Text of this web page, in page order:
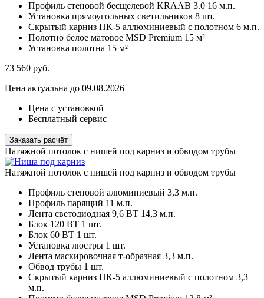
Профиль стеновой бесщелевой KRAAB 3.0 16 м.п.
Установка прямоугольных светильников 8 шт.
Скрытый карниз ПК-5 аллюминиевый с полотном 6 м.п.
Полотно белое матовое MSD Premium 15 м²
Установка полотна 15 м²
73 560 руб.
Цена актуальна до 09.08.2026
Цена с установкой
Бесплатный сервис
Заказать расчёт
Натяжной потолок с нишей под карниз и обводом трубы
Натяжной потолок с нишей под карниз и обводом трубы
Профиль стеновой алюминиевый 3,3 м.п.
Профиль парящий 11 м.п.
Лента светодиодная 9,6 ВТ 14,3 м.п.
Блок 120 ВТ 1 шт.
Блок 60 ВТ 1 шт.
Установка люстры 1 шт.
Лента маскировочная т-образная 3,3 м.п.
Обвод трубы 1 шт.
Скрытый карниз ПК-5 аллюминиевый с полотном 3,3
м.п.